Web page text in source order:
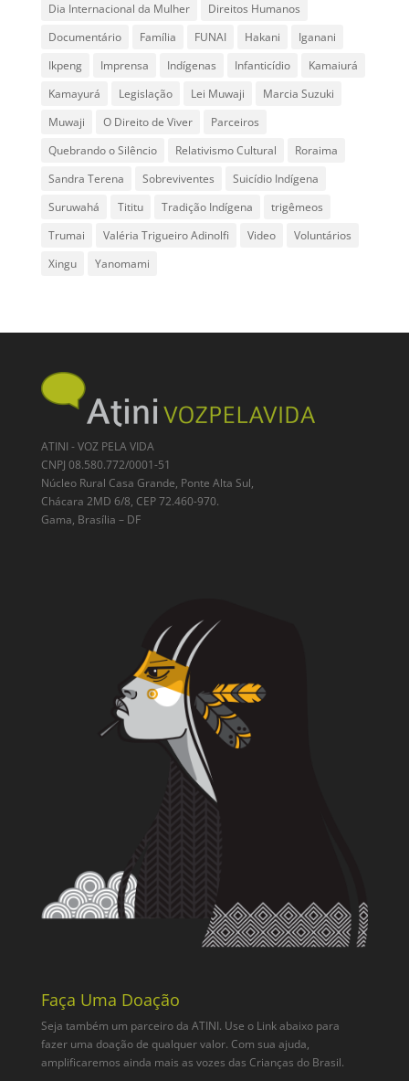
Dia Internacional da Mulher
Direitos Humanos
Documentário
Família FUNAI Hakani
Iganani
Ikpeng
Imprensa Indígenas Infanticídio
Kamaiurá
Kamayurá
Legislação Lei Muwaji
Marcia Suzuki
Muwaji
O Direito de Viver
Parceiros
Quebrando o Silêncio
Relativismo Cultural
Roraima
Sandra Terena
Sobreviventes
Suicídio Indígena
Suruwahá
Tititu Tradição Indígena
trigêmeos
Trumai
Valéria Trigueiro Adinolfi Video
Voluntários
Xingu
Yanomami
ATINI - VOZ PELA VIDA
CNPJ 08.580.772/0001-51
Núcleo Rural Casa Grande, Ponte Alta Sul,
Chácara 2MD 6/8, CEP 72.460-970.
Gama, Brasília – DF
Faça Uma Doação
Seja também um parceiro da ATINI. Use o Link abaixo para
fazer uma doação de qualquer valor. Com sua ajuda,
amplificaremos ainda mais as vozes das Crianças do Brasil.